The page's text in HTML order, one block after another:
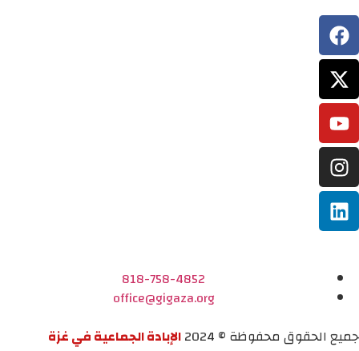
818-758-4852
office@gigaza.org
جميع الحقوق محفوظة © 2024
الإبادة الجماعية في غزة